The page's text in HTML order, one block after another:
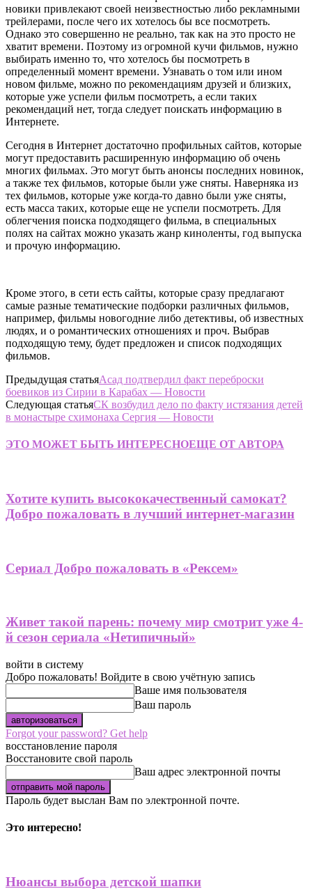
новики привлекают своей неизвестностью либо рекламными
трейлерами, после чего их хотелось бы все посмотреть.
Однако это совершенно не реально, так как на это просто не
хватит времени. Поэтому из огромной кучи фильмов, нужно
выбирать именно то, что хотелось бы посмотреть в
определенный момент времени. Узнавать о том или ином
новом фильме, можно по рекомендациям друзей и близких,
которые уже успели фильм посмотреть, а если таких
рекомендаций нет, тогда следует поискать информацию в
Интернете.
Сегодня в Интернет достаточно профильных сайтов, которые
могут предоставить расширенную информацию об очень
многих фильмах. Это могут быть анонсы последних новинок,
а также тех фильмов, которые были уже сняты. Наверняка из
тех фильмов, которые уже когда-то давно были уже сняты,
есть масса таких, которые еще не успели посмотреть. Для
облегчения поиска подходящего фильма, в специальных
полях на сайтах можно указать жанр киноленты, год выпуска
и прочую информацию.
Кроме этого, в сети есть сайты, которые сразу предлагают
самые разные тематические подборки различных фильмов,
например, фильмы новогодние либо детективы, об известных
людях, и о романтических отношениях и проч. Выбрав
подходящую тему, будет предложен и список подходящих
фильмов.
Предыдущая статьяАсад подтвердил факт переброски
боевиков из Сирии в Карабах — Новости
Следующая статьяСК возбудил дело по факту истязания детей
в монастыре схимонаха Сергия — Новости
ЭТО МОЖЕТ БЫТЬ ИНТЕРЕСНОЕЩЕ ОТ АВТОРА
Хотите купить высококачественный самокат?
Добро пожаловать в лучший интернет-магазин
Сериал Добро пожаловать в «Рексем»
Живет такой парень: почему мир смотрит уже 4-
й сезон сериала «Нетипичный»
войти в систему
Добро пожаловать! Войдите в свою учётную запись
Ваше имя пользователя
Ваш пароль
Forgot your password? Get help
восстановление пароля
Восстановите свой пароль
Ваш адрес электронной почты
Пароль будет выслан Вам по электронной почте.
Это интересно!
Нюансы выбора детской шапки